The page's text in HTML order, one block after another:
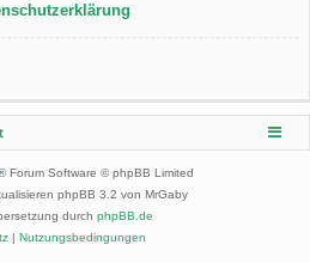
Forum Software © phpBB Limited
phpBB 3.2 von MrGaby
durch phpBB.de
| Nutzungsbedingungen